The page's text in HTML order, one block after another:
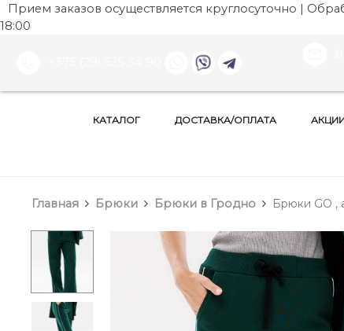
Прием заказов осуществляется круглосуточно |
18:00
КАТАЛОГ ДОСТАВКА/ОПЛАТА
Главная Брюки Брюки в Гродно Брюки GO ,